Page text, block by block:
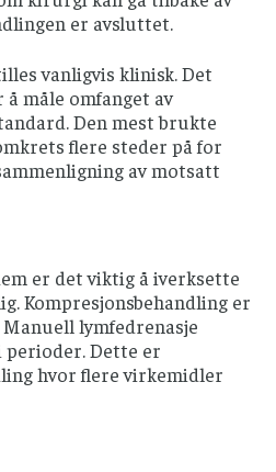
i starten av en
hevelsen mest mulig.
tilpasses
viser at kompresjon
(3;4). Derfor kan det være
kompresjonsstrømpe til
det er hevelse i håånden
tas i bruk for å øke
trykk øker drenasjen av
kroppen. Strømpen
er avsluttet.
vanligvis klinisk. Det
måle omfanget av
Den mest brukte
flere steder på for
av motsatt
er det viktig å iverksette
Kompresjonsbehandling er
lymfedrenasje
perioder. Dette er
hvor flere virkemidler